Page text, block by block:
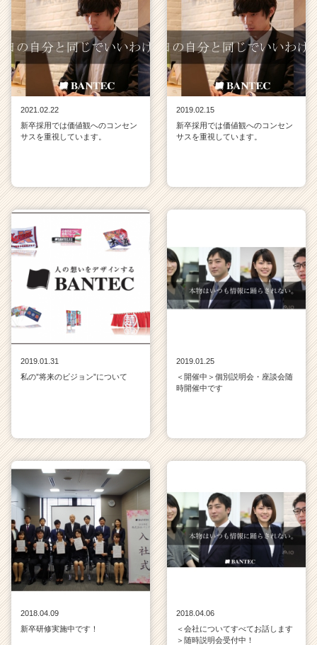
2021.02.22
新卒採用では価値観へのコンセン
サスを重視しています。
2019.02.15
新卒採用では価値観へのコンセン
サスを重視しています。
2019.01.31
私の”将来のビジョン”について
2019.01.25
＜開催中＞個別説明会・座談会随
時開催中です
2018.04.09
新卒研修実施中です！
2018.04.06
＜会社についてすべてお話します
＞随時説明会受付中！